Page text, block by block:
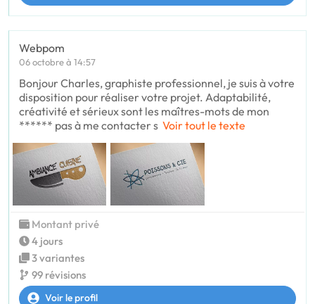
Webpom
06 octobre à 14:57
Bonjour Charles, graphiste professionnel, je suis à votre
disposition pour réaliser votre projet. Adaptabilité,
créativité et sérieux sont les maîtres-mots de mon
****** pas à me contacter s Voir tout le texte
Montant privé
4 jours
3 variantes
99 révisions
Voir le profil